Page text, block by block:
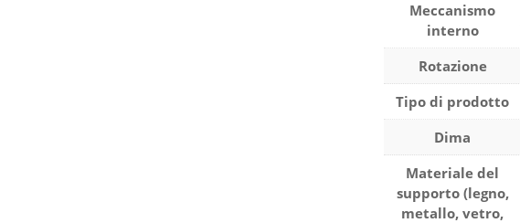
Meccanismo
interno
Rotazione
Tipo di prodotto
Dima
Materiale del
supporto (legno,
metallo, vetro,